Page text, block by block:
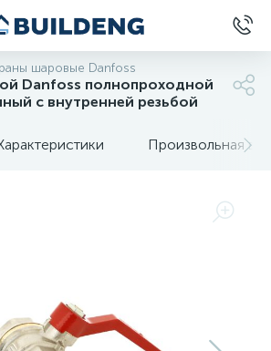
шаровые Danfoss
Danfoss полнопроходной
с внутренней резьбой
Произвольная